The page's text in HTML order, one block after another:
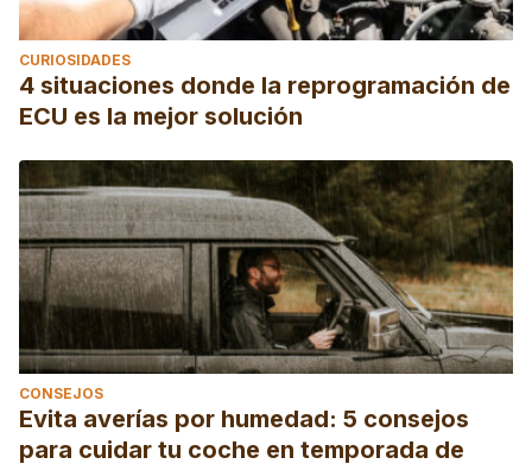
CURIOSIDADES
4 situaciones donde la reprogramación de
ECU es la mejor solución
CONSEJOS
Evita averías por humedad: 5 consejos
para cuidar tu coche en temporada de